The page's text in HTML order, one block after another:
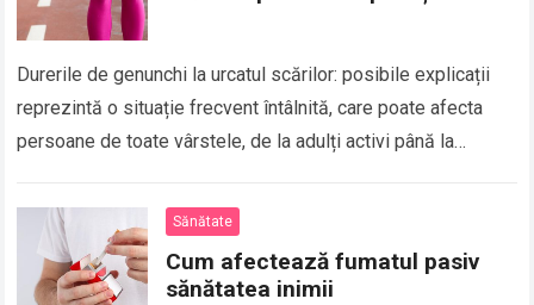
Durerile de genunchi la urcatul scărilor: posibile explicații
reprezintă o situație frecvent întâlnită, care poate afecta
persoane de toate vârstele, de la adulți activi până la
Sănătate
Cum afectează fumatul pasiv
sănătatea inimii